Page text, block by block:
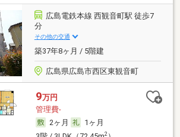
広島電鉄本線 西観音町駅 徒歩7
分
その他の交通
築37年8ヶ月 / 5階建
広島県広島市西区東観音町
9万円
管理費-
2ヶ月
1ヶ月
2